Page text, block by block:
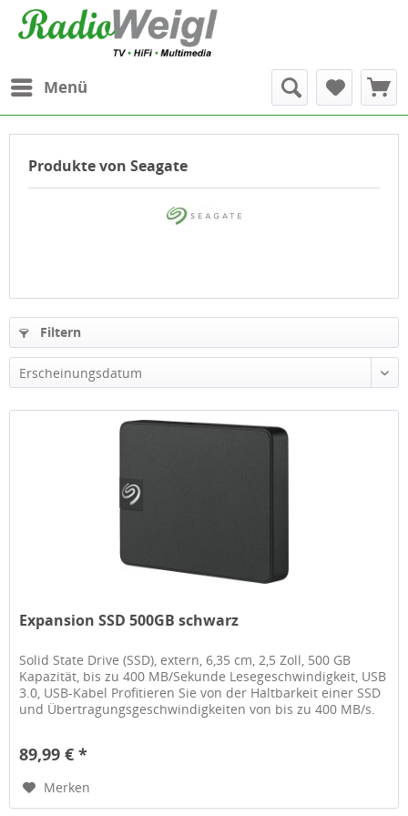
Menü
Produkte von Seagate
Filtern
Erscheinungsdatum
Expansion SSD 500GB schwarz
Solid State Drive (SSD), extern, 6,35 cm, 2,5 Zoll, 500 GB
Kapazität, bis zu 400 MB/Sekunde Lesegeschwindigkeit, USB
3.0, USB-Kabel Profitieren Sie von der Haltbarkeit einer SSD
und Übertragungsgeschwindigkeiten von bis zu 400 MB/s.
89,99 € *
Merken